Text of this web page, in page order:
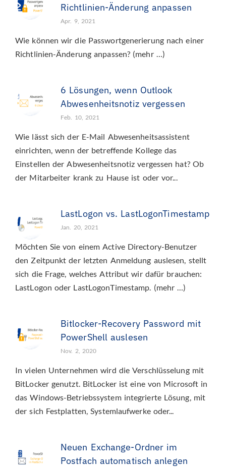
Richtlinien-Änderung anpassen
Apr. 9, 2021
Wie können wir die Passwortgenerierung nach einer
Richtlinien-Änderung anpassen? (mehr …)
6 Lösungen, wenn Outlook
Abwesenheitsnotiz vergessen
Feb. 10, 2021
Wie lässt sich der E-Mail Abwesenheitsassistent
einrichten, wenn der betreffende Kollege das
Einstellen der Abwesenheitsnotiz vergessen hat? Ob
der Mitarbeiter krank zu Hause ist oder vor...
LastLogon vs. LastLogonTimestamp
Jan. 20, 2021
Möchten Sie von einem Active Directory-Benutzer
den Zeitpunkt der letzten Anmeldung auslesen, stellt
sich die Frage, welches Attribut wir dafür brauchen:
LastLogon oder LastLogonTimestamp. (mehr …)
Bitlocker-Recovery Password mit
PowerShell auslesen
Nov. 2, 2020
In vielen Unternehmen wird die Verschlüsselung mit
BitLocker genutzt. BitLocker ist eine von Microsoft in
das Windows-Betriebssystem integrierte Lösung, mit
der sich Festplatten, Systemlaufwerke oder...
Neuen Exchange-Ordner im
Postfach automatisch anlegen